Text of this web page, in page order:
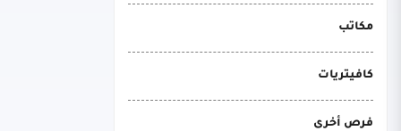
مكاتب
كافيتريات
فرص أخرى